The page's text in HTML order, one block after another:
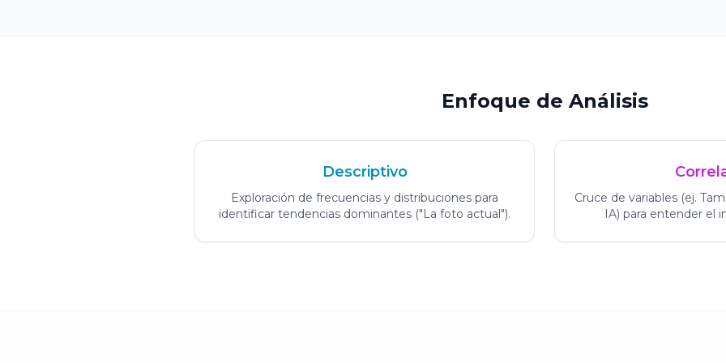
Enfoque de Análisis
Descriptivo
Exploración de frecuencias y distribuciones para
identificar tendencias dominantes ("La foto actual").
Cruce de variables (ej.
IA) para entender el